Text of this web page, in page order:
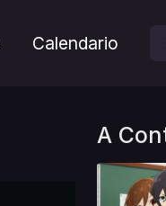
Calendario
A